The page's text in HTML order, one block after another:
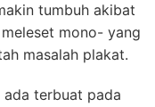
tumbuh akibat
mono- yang
masalah plakat.
terbuat pada